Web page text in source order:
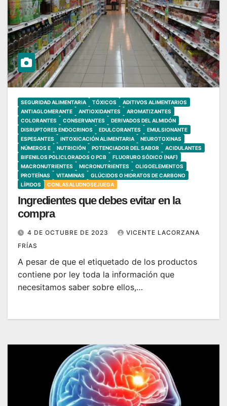
SEGURIDAD ALIMENTARIA TÓXICOS
ADITIVOS ALIMENTARIOS
ANTIAGLOMERANTE
ANTIOXIDANTES
AROMATIZANTES
COLORANTES
CONSERVANTES
DERIVADOS DEL ALMIDÓN
DISRUPTORES ENDOCRINOS
EDULCORANTES
EMULSIONANTE
ESPESANTES
INTOXICACIÓN ALIMENTARIA
NEUROTOXINAS
NÚMEROS E
NUTRICIÓN POTENCIADOR DEL SABOR
ACIDULANTES
BIFENILOS POLICLORADOS O PCB
FLUORURO SÓDICO (NAF)
MACRONUTRIENTES
MICRONUTRIENTES
OLIGOELEMENTOS
PROTEÍNAS
VITAMINAS
GLÚCIDOS O HIDRATOS DE CARBONO
LÍPIDOS
CONLASALUDNOSEJUEGA
Ingredientes que debes evitar en la
compra
4 DE OCTUBRE DE 2023
VICENTE LACORZANA
FRÍAS
A pesar de que el etiquetado de los productos
contiene por ley toda la información que
necesitamos saber sobre ellos,…